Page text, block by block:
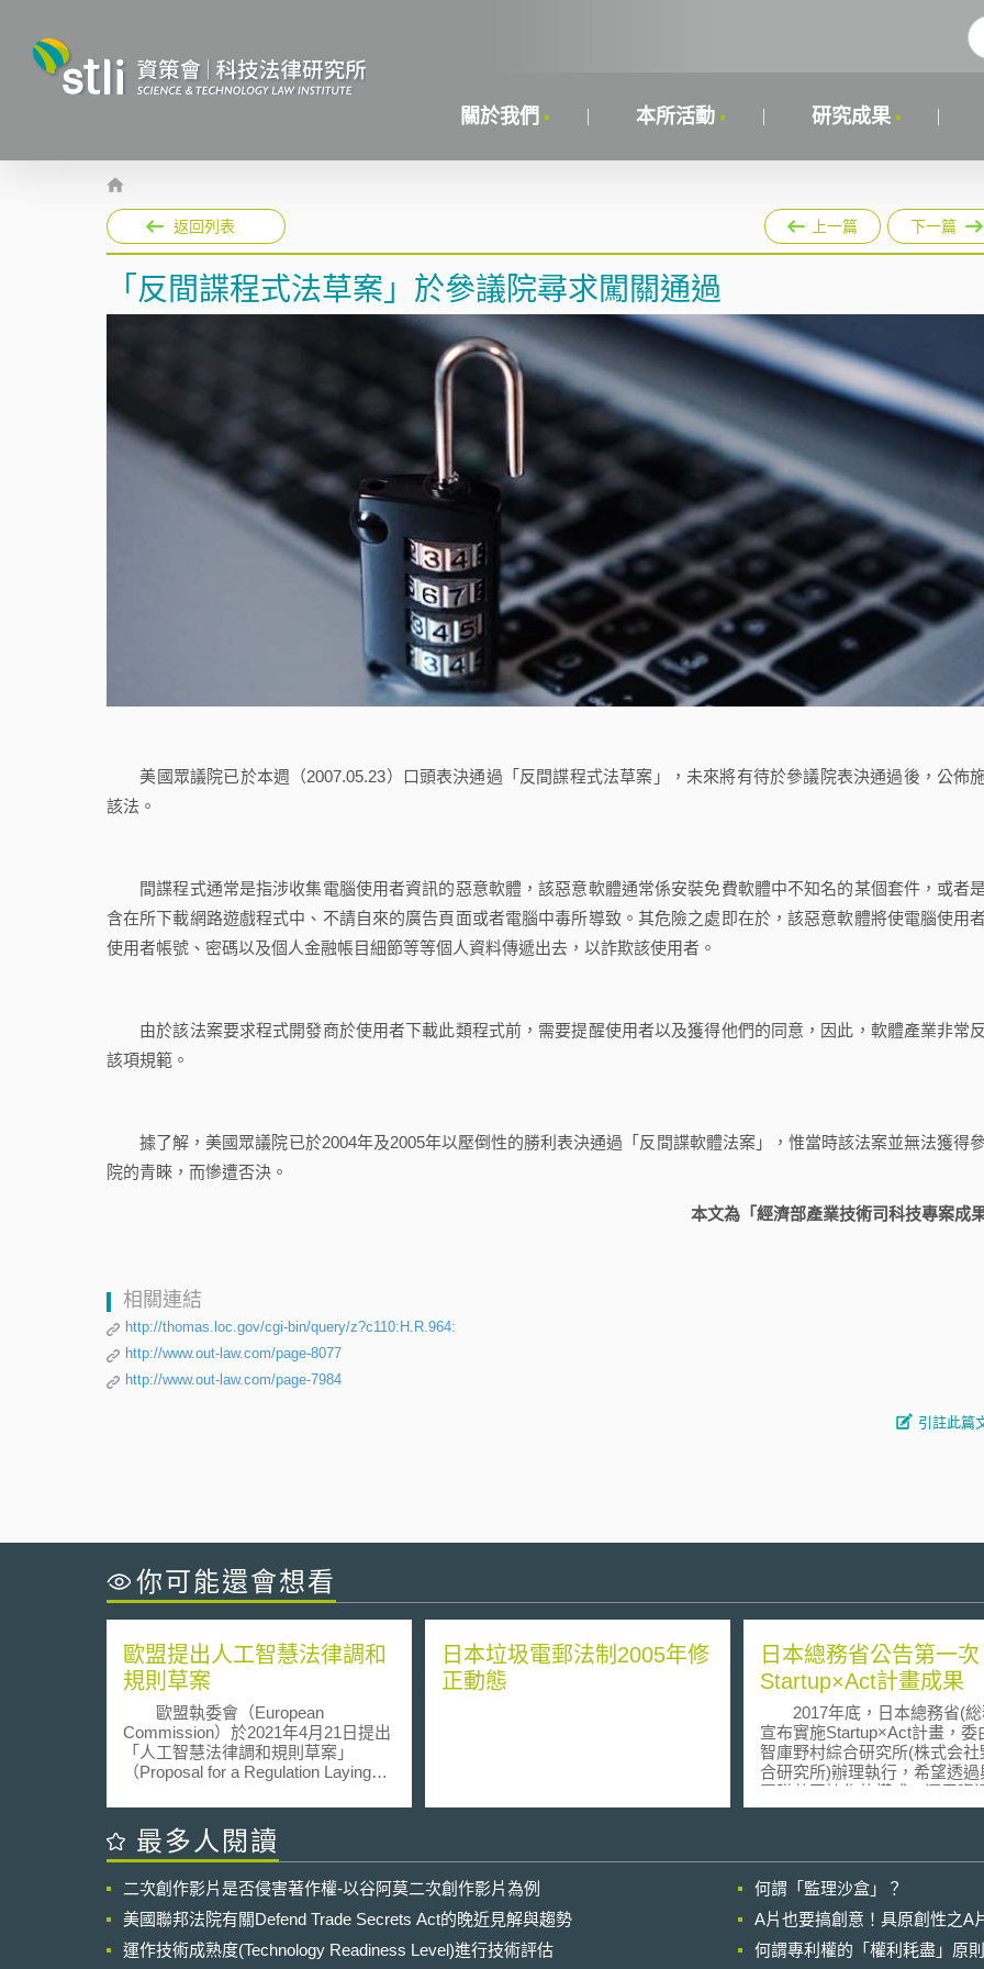
關於我們 本所活動 研究成果
返回列表 上一篇 下一篇
「反間諜程式法草案」於參議院尋求闖關通過
美國眾議院已於本週（2007.05.23）口頭表決通過「反間諜程式法草案」，未來將有待於參議院表決通過後，公佈
該法。
間諜程式通常是指涉收集電腦使用者資訊的惡意軟體，該惡意軟體通常係安裝免費軟體中不知名的某個套件，或者
含在所下載網路遊戲程式中、不請自來的廣告頁面或者電腦中毒所導致。其危險之處即在於，該惡意軟體將使電腦使用
使用者帳號、密碼以及個人金融帳目細節等等個人資料傳遞出去，以詐欺該使用者。
由於該法案要求程式開發商於使用者下載此類程式前，需要提醒使用者以及獲得他們的同意，因此，軟體產業非常
該項規範。
據了解，美國眾議院已於2004年及2005年以壓倒性的勝利表決通過「反間諜軟體法案」，惟當時該法案並無法獲得
院的青睞，而慘遭否決。
本文為「經濟部產業技術司科技專案成果
相關連結
http://thomas.loc.gov/cgi-bin/query/z?c110:H.R.964:
http://www.out-law.com/page-8077
http://www.out-law.com/page-7984
引註此篇
你可能還會想看
歐盟提出人工智慧法律調和
規則草案
歐盟執委會（European
Commission）於2021年4月21日提出
「人工智慧法律調和規則草案」
（Proposal for a Regulation Laying
Intelligence (Artificial Intelligence Act)
and Amending Certain Union
Legislative Acts）（簡稱AI規則草
勢」與「AI對個人或社會所帶來的潛
在負面衝擊」，促使會員國在發展及
運用AI時，能採取協調一致的態度及
方法，共同維護歐洲公民基本權利與
日本垃圾電郵法制2005年修
正動態
日本總務省公告第一次
Startup×Act計畫成果
2017年底，日本總務省(総
宣布實施Startup×Act計畫，委
智庫野村綜合研究所(株式会社
合研究所)辦理執行，希望透過
團隊共同協作的模式，運用資
技(Information Communication
畢，並於2018年3月8日在東京
計畫成果發表會。根據日本總
聞稿表示，Startup×Act計畫是
國的新創駐進計畫(Startup in
最多人閱讀
二次創作影片是否侵害著作權-以谷阿莫二次創作影片為例
何謂「監理沙盒」？
美國聯邦法院有關Defend Trade Secrets Act的晚近見解與趨勢
A片也要搞創意！具原創性之A
運作技術成熟度(Technology Readiness Level)進行技術評估
何謂專利權的「權利耗盡」原